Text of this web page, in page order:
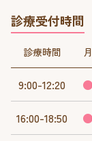
診療受付時間
診療時間 月
9:00-12:20 ●
16:00-18:50 ●